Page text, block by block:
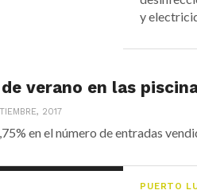
y
verano en las
2017
en el número de entradas
PUERTO